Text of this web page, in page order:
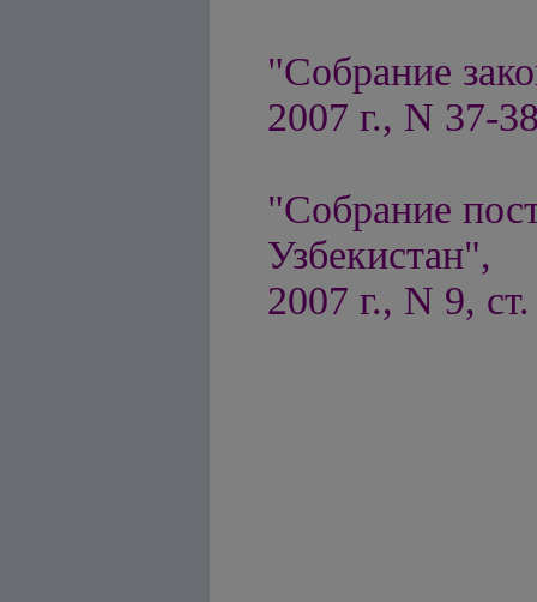
"Собрание
2007 г., N 37-
"Собрание
Узбекистан",
2007 г., N 9,